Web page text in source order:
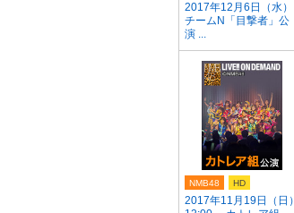
2017年12月6日（水）
チームN「目撃者」公
演 ...
2017年11月19日（日）
NMB48 HD